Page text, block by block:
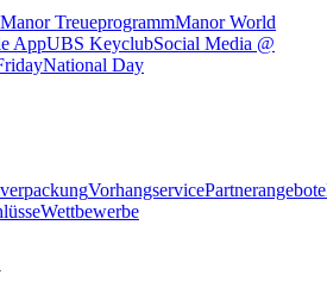
TreueprogrammManor World
AppUBS KeyclubSocial Media @
National Day
VorhangservicePartnerangebote
Wettbewerbe